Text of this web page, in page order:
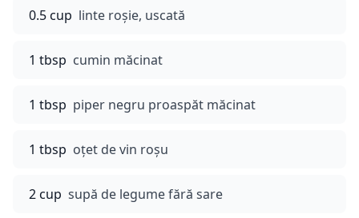
0.5 cup linte roșie, uscată
1 tbsp cumin măcinat
1 tbsp piper negru proaspăt măcinat
1 tbsp oțet de vin roșu
2 cup supă de legume fără sare